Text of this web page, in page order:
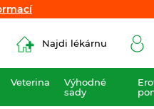
Najdi lékárnu
Veterina
Výhodné
sady